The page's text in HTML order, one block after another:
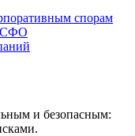
спорам
и безопасным: